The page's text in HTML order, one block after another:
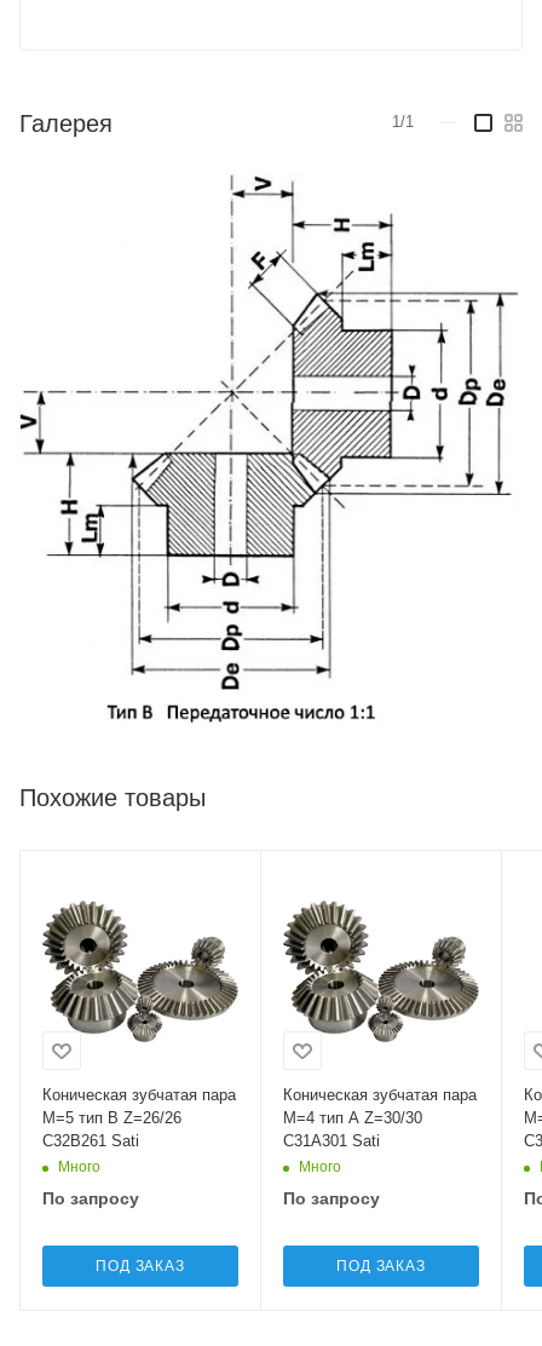
Галерея 1/1
Похожие товары
Коническая зубчатая пара
M=5 тип B Z=26/26
C32B261 Sati
Много
По запросу
ПОД ЗАКАЗ
Коническая зубчатая пара
M=4 тип A Z=30/30
C31A301 Sati
Много
По запросу
ПОД ЗАКАЗ